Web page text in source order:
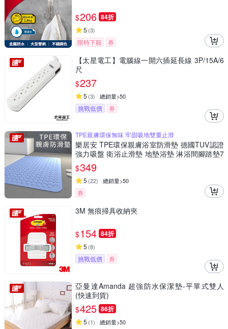
$206 84折
5 (3)
限時下殺 券
【太星電工】電腦線一開六插延長線 3P/15A/6
尺
$237
5 (3) 總銷量>50
挑戰低價 券
TPE親膚環保無味 牢固吸地雙重止滑
樂居安 TPE環保親膚浴室防滑墊 德國TUV認證
強力吸盤 衛浴止滑墊 地墊浴墊 淋浴間腳踏墊7
0x40cm
$349
5 (22) 總銷量>50
券
3M 無痕掃具收納夾
$154 84折
5 (8)
挑戰低價 券
亞曼達Amanda 超強防水保潔墊-平單式雙人
(快速到貨)
$425 86折
5 (1) 總銷量>50